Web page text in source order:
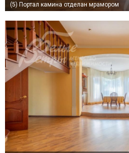
(5) Портал камина отделан мрамором